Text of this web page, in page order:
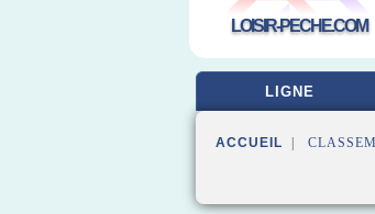
LOISIR-PECHE.COM
LIGNE
ACCUEIL |